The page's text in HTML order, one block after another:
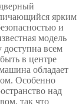
ярким
и
модель
доступна всем
в центре
обладает
Особенно
над
так что